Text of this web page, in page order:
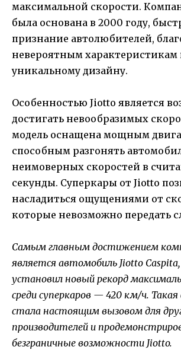
максимальной скорости.
была основана в 2000 году,
признание автолюбителей,
невероятным характеристикам
уникальному дизайну.
Особенностью Jiotto является
достигать невообразимых
модель оснащена мощным
способным разгонять
неимоверных скоростей в
секунды. Суперкары от Jiotto
насладиться ощущениями от
которые невозможно передать
Самым главным достижением
является автомобиль Jiotto
установил новый рекорд
среди суперкаров — 420 км/ч. Такая
стала настоящим вызовом для
производителей и
безграничные возможности Jiotto.